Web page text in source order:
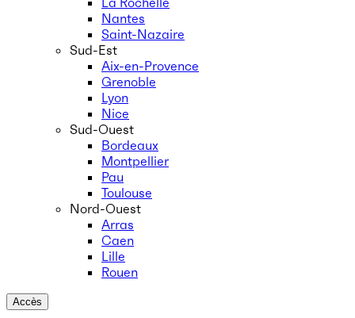
Nantes
Saint-Nazaire
Sud-Est
Aix-en-Provence
Grenoble
Lyon
Nice
Sud-Ouest
Bordeaux
Montpellier
Pau
Toulouse
Nord-Ouest
Arras
Caen
Lille
Rouen
Accès